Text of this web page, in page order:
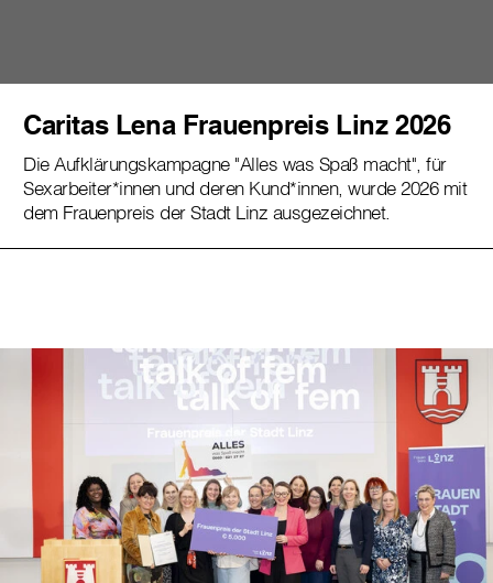
Caritas Lena Frauenpreis Linz 2026
Die Aufklärungskampagne "Alles was Spaß macht", für
Sexarbeiter*innen und deren Kund*innen, wurde 2026 mit
dem Frauenpreis der Stadt Linz ausgezeichnet.